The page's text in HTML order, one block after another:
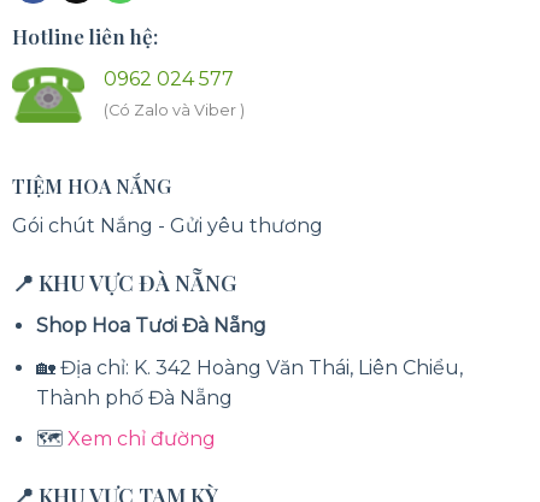
Hotline liên hệ:
0962 024 577
(Có Zalo và Viber )
TIỆM HOA NẮNG
Gói chút Nắng - Gửi yêu thương
📍 KHU VỰC ĐÀ NẴNG
Shop Hoa Tươi Đà Nẵng
🏡 Địa chỉ: K. 342 Hoàng Văn Thái, Liên Chiểu,
Thành phố Đà Nẵng
🗺️Xem chỉ đường
📍 KHU VỰC TAM KỲ